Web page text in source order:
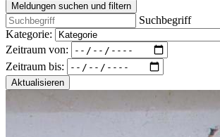
Meldungen suchen und filtern
Suchbegriff
Kategorie:
Zeitraum von:
Zeitraum bis:
Aktualisieren